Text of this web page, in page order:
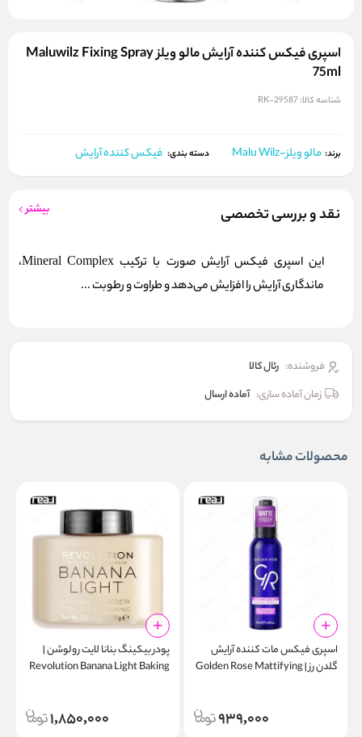
اسپری فیکس کننده آرایش مالو ویلز Maluwilz Fixing Spray
75ml
شناسه کالا: RK-29587
برند: مالو ویلز-Malu Wilz دسته بندی: فیکس کننده آرایش
نقد و بررسی تخصصی بیشتر
این اسپری فیکس آرایش صورت با ترکیب Mineral Complex،
ماندگاری آرایش را افزایش می‌دهد و طراوت و رطوبت ...
فروشنده: رئال كالا
زمان آماده سازی: آماده ارسال
محصولات مشابه
اسپری فیکس مات‌ کننده آرایش
گلدن رز | Golden Rose Mattifying
939,000
پودر بیکینگ بنانا لایت رولوشن |
Revolution Banana Light Baking
1,850,000